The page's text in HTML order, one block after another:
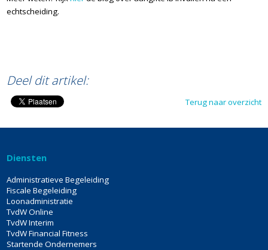
echtscheiding.
Deel dit artikel:
Terug naar overzicht
Diensten
Administratieve Begeleiding
Fiscale Begeleiding
Loonadministratie
TvdW Online
TvdW Interim
TvdW Financial Fitness
Startende Ondernemers